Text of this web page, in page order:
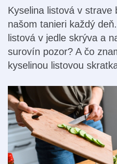
Kyselina listová v strave
našom tanieri každý
listová v jedle skrýva a
surovín pozor? A čo
kyselinou listovou